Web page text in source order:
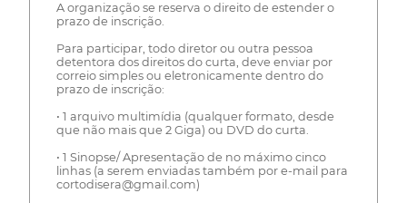
A organização se reserva o direito de estender o
prazo de inscrição.
Para participar, todo diretor ou outra pessoa
detentora dos direitos do curta, deve enviar por
correio simples ou eletronicamente dentro do
prazo de inscrição:
• 1 arquivo multimídia (qualquer formato, desde
que não mais que 2 Giga) ou DVD do curta.
• 1 Sinopse/ Apresentação de no máximo cinco
linhas (a serem enviadas também por e-mail para
cortodisera@gmail.com)